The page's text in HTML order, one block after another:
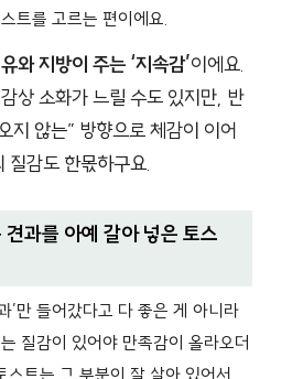
트를 고르는 편이에요.
와 지방이 주는 ‘지속감’이에요.
상 소화가 느릴 수도 있지만, 반
지 않는” 방향으로 체감이 이어
질감도 한몫하구요.
과를 아예 갈아 넣은 토스
’만 들어갔다고 다 좋은 게 아니라
질감이 있어야 만족감이 올라오더